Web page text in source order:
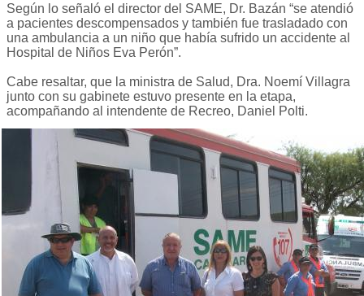
Según lo señaló el director del SAME, Dr. Bazán “se atendió
a pacientes descompensados y también fue trasladado con
una ambulancia a un niño que había sufrido un accidente al
Hospital de Niños Eva Perón”.
Cabe resaltar, que la ministra de Salud, Dra. Noemí Villagra
junto con su gabinete estuvo presente en la etapa,
acompañando al intendente de Recreo, Daniel Polti.